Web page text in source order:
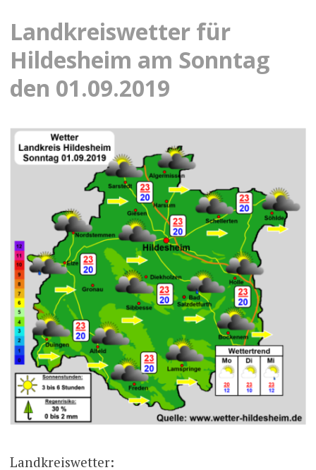
Landkreiswetter für
Hildesheim am Sonntag
den 01.09.2019
Landkreiswetter: